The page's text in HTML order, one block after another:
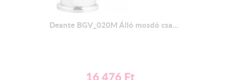
Deante BGV_020M Álló mosdó csa...
16 476 Ft